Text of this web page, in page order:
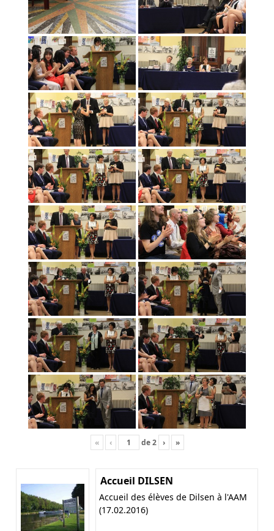
« ‹ de2 › »
Accueil DILSEN
Accueil des élèves de Dilsen à l'AAM
(17.02.2016)